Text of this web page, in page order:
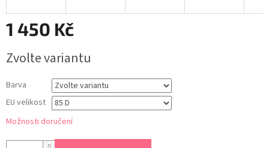
1 450 Kč
cena:
Zvolte variantu
Barva
EU velikost
Možnosti doručení